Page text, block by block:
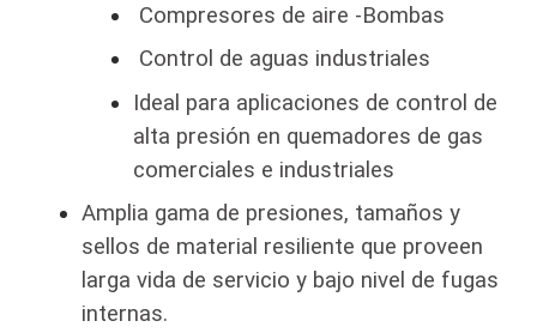
Compresores de aire -Bombas
Control de aguas industriales
Ideal para aplicaciones de control de
alta presión en quemadores de gas
comerciales e industriales
Amplia gama de presiones, tamaños y
sellos de material resiliente que proveen
larga vida de servicio y bajo nivel de fugas
internas.